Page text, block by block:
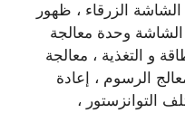
الزرقاء ، ظهور
وحدة معالجة
و التغذية ، معالجة
الرسوم ، إعادة
التوانزستور ،